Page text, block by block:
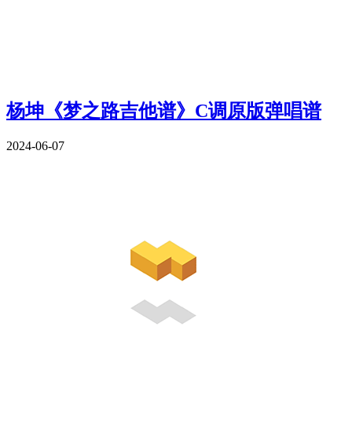
杨坤《梦之路吉他谱》C调原版弹唱谱
2024-06-07